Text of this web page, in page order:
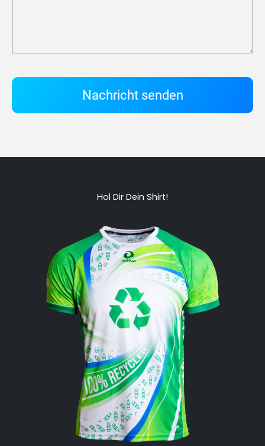
Nachricht senden
Hol Dir Dein Shirt!